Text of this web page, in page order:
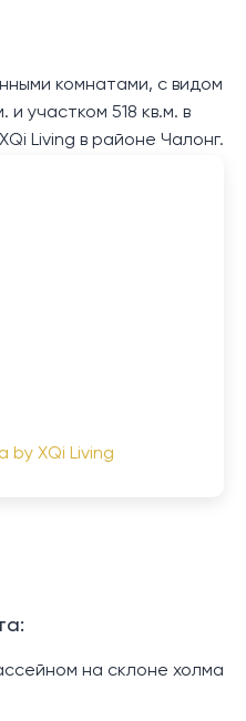
комнатами, с видом
участком 518 кв.м. в
Living в районе Чалонг.
by XQi Living
на склоне холма